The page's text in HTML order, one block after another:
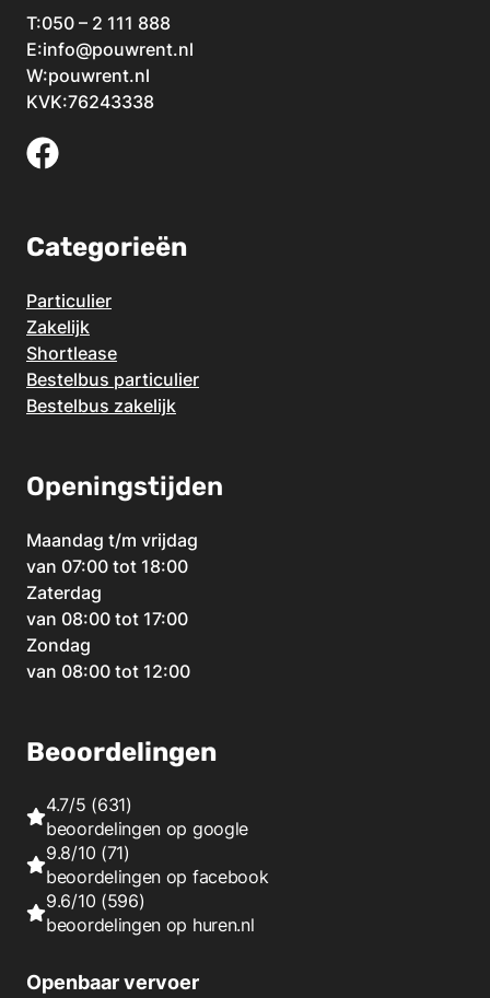
T:050 – 2 111 888
E:info@pouwrent.nl
W:pouwrent.nl
KVK:76243338
Categorieën
Particulier
Zakelijk
Shortlease
Bestelbus particulier
Bestelbus zakelijk
Openingstijden
Maandag t/m vrijdag
van 07:00 tot 18:00
Zaterdag
van 08:00 tot 17:00
Zondag
van 08:00 tot 12:00
Beoordelingen
4.7/5 (631)
beoordelingen op google
9.8/10 (71)
beoordelingen op facebook
9.6/10 (596)
beoordelingen op huren.nl
Openbaar vervoer